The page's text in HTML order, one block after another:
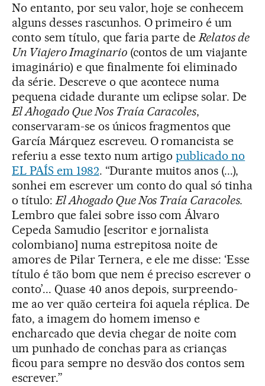
No entanto, por seu valor, hoje se conhecem
alguns desses rascunhos. O primeiro é um
conto sem título, que faria parte deRelatos de
Un Viajero Imaginario(contos de um viajante
imaginário) e que finalmente foi eliminado
da série. Descreve o que acontece numa
pequena cidade durante um eclipse solar. De
El Ahogado Que Nos Traía Caracoles,
conservaram-se os únicos fragmentos que
García Márquez escreveu. O romancista se
referiu a esse texto num artigopublicado no
EL PAÍS em 1982. “Durante muitos anos (...),
sonhei em escrever um conto do qual só tinha
o título:El Ahogado Que Nos Traía Caracoles.
Lembro que falei sobre isso com Álvaro
Cepeda Samudio [escritor e jornalista
colombiano] numa estrepitosa noite de
amores de Pilar Ternera, e ele me disse: ‘Esse
título é tão bom que nem é preciso escrever o
conto’... Quase 40 anos depois, surpreendo-
me ao ver quão certeira foi aquela réplica. De
fato, a imagem do homem imenso e
encharcado que devia chegar de noite com
um punhado de conchas para as crianças
ficou para sempre no desvão dos contos sem
escrever.”